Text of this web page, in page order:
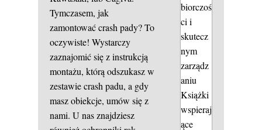
Tymczasem, jak
zamontować crash pady? To
oczywiste! Wystarczy
zaznajomić się z instrukcją
montażu, którą odszukasz w
zestawie crash padu, a gdy
masz obiekcje, umów się z
nami. U nas znajdziesz
biorczoś
ci i
skutecz
nym
zarządz
aniu
Książki
wspieraj
ące